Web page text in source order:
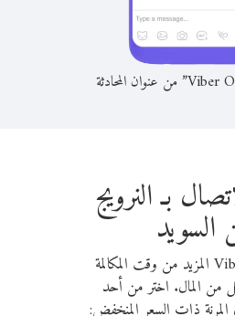
بـ النرويج
السويد
يمنحك Viber Out المزيد من وقت المكالمة
من المال. اختر من أحد
ذات السعر المنخفض: